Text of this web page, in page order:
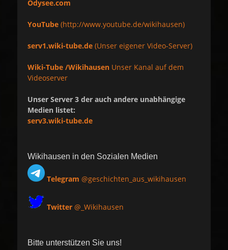
Odysee.com
YouTube (http://www.youtube.de/wikihausen)
serv1.wiki-tube.de (Unser eigener Video-Server)
Wiki-Tube /Wikihausen Unser Kanal auf dem
Videoserver
Unser Server 3 der auch andere unabhängige
Medien listet:
serv3.wiki-tube.de
Wikihausen in den Sozialen Medien
Telegram @geschichten_aus_wikihausen
Twitter @_Wikihausen
Bitte unterstützen Sie uns!